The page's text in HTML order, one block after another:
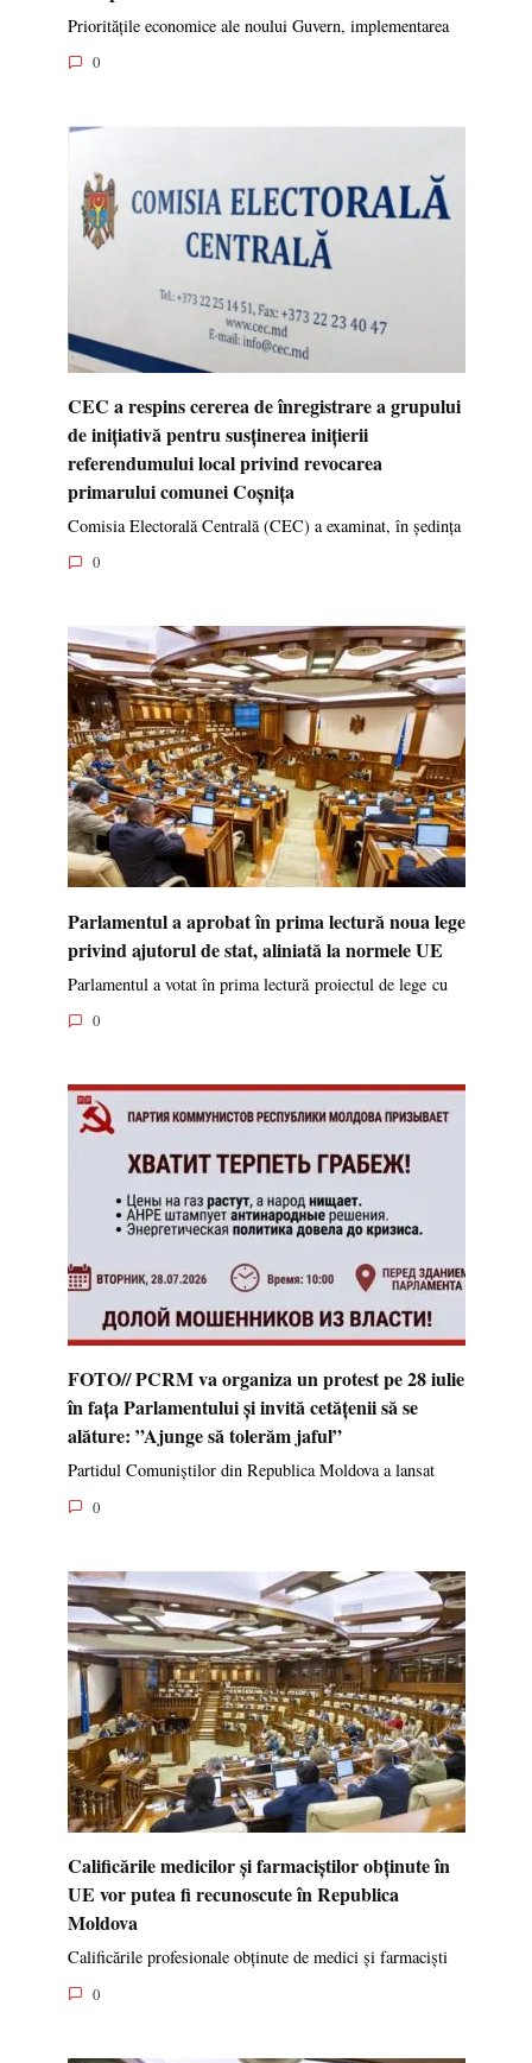
Prioritățile economice ale noului Guvern, implementarea
0
CEC a respins cererea de înregistrare a grupului
de inițiativă pentru susținerea inițierii
referendumului local privind revocarea
primarului comunei Coșnița
Comisia Electorală Centrală (CEC) a examinat, în ședința
0
Parlamentul a aprobat în prima lectură noua lege
privind ajutorul de stat, aliniată la normele UE
Parlamentul a votat în prima lectură proiectul de lege cu
0
FOTO// PCRM va organiza un protest pe 28 iulie
în fața Parlamentului și invită cetățenii să se
alăture: ”Ajunge să tolerăm jaful”
Partidul Comuniștilor din Republica Moldova a lansat
0
Calificările medicilor și farmaciștilor obținute în
UE vor putea fi recunoscute în Republica
Moldova
Calificările profesionale obținute de medici și farmaciști
0